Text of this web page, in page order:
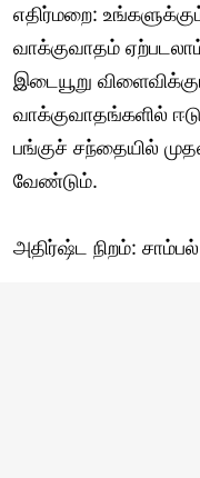
எதிர்மறை:
வாக்குவாதம்
இடையூறு
வாக்குவாதங்களில்
பங்குச் சந்தையில்
வேண்டும்.
அதிர்ஷ்ட நிறம்: சாம்பல்